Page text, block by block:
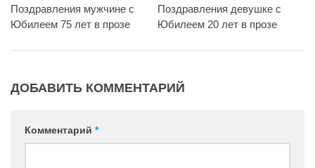
Поздравления мужчине с
Юбилеем 75 лет в прозе
Поздравления девушке с
Юбилеем 20 лет в прозе
ДОБАВИТЬ КОММЕНТАРИЙ
Комментарий *